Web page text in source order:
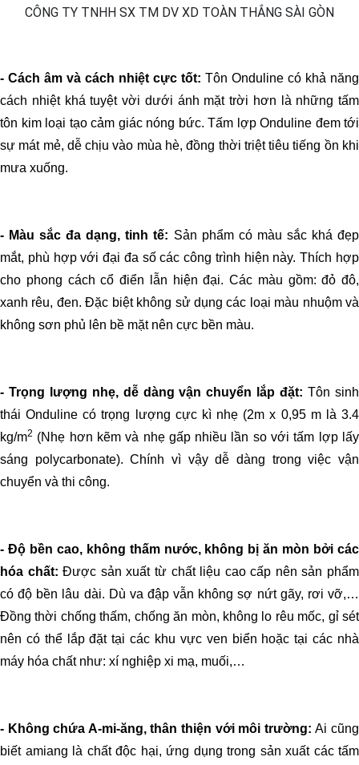
- Cách âm và cách nhiệt cực tốt: Tôn Onduline có khả năng
cách nhiệt khá tuyệt vời dưới ánh mặt trời hơn là những tấm
tôn kim loại tạo cảm giác nóng bức. Tấm lợp Onduline đem tới
sự mát mẻ, dễ chịu vào mùa hè, đồng thời triệt tiêu tiếng ồn khi
mưa xuống.
- Màu sắc đa dạng, tinh tế: Sản phẩm có màu sắc khá đẹp
mắt, phù hợp với đại đa số các công trình hiện này. Thích hợp
cho phong cách cổ điển lẫn hiện đại. Các màu gồm: đỏ đô,
xanh rêu, đen. Đặc biệt không sử dụng các loại màu nhuộm và
không sơn phủ lên bề mặt nên cực bền màu.
- Trọng lượng nhẹ, dễ dàng vận chuyển lắp đặt:Tôn sinh
thái Onduline có trọng lượng cực kì nhẹ (2m x 0,95 m là 3.4
kg/m2 (Nhẹ hơn kẽm và nhẹ gấp nhiều lần so với tấm lợp lấy
sáng polycarbonate). Chính vì vậy dễ dàng trong việc vận
chuyển và thi công.
- Độ bền cao, không thấm nước, không bị ăn mòn bởi các
hóa chất:Được sản xuất từ chất liệu cao cấp nên sản phẩm
có độ bền lâu dài. Dù va đập vẫn không sợ nứt gãy, rơi vỡ,…
Đồng thời chống thấm, chống ăn mòn, không lo rêu mốc, gỉ sét
nên có thể lắp đặt tại các khu vực ven biển hoặc tại các nhà
máy hóa chất như: xí nghiệp xi mạ, muối,…
- Không chứa A-mi-ăng, thân thiện với môi trường:Ai cũng
biết amiang là chất độc hại, ứng dụng trong sản xuất các tấm